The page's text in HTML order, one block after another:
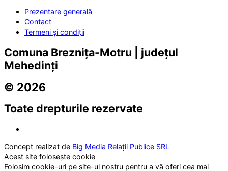
Prezentare generală
Contact
Termeni și condiții
Comuna Breznița-Motru | județul
Mehedinți
© 2026
Toate drepturile rezervate
Concept realizat de Big Media Relații Publice SRL
Acest site folosește cookie
Folosim cookie-uri pe site-ul nostru pentru a vă oferi cea mai